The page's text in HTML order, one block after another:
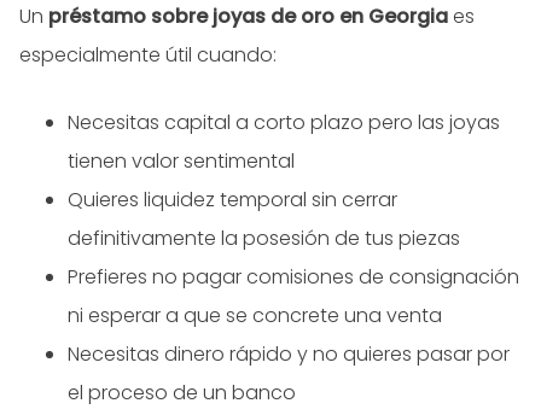
Un préstamo sobre joyas de oro en Georgiaes
especialmente útil cuando:
Necesitas capital a corto plazo pero las joyas
tienen valor sentimental
Quieres liquidez temporal sin cerrar
definitivamente la posesión de tus piezas
Prefieres no pagar comisiones de consignación
ni esperar a que se concrete una venta
Necesitas dinero rápido y no quieres pasar por
el proceso de un banco